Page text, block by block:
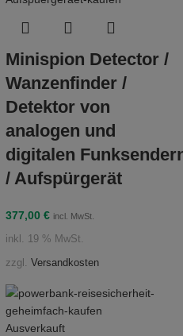
Minispion Detector /
Wanzenfinder /
Detektor von
analogen und
digitalen
/ Aufspürgerät
377,00 € incl. MwSt.
inkl. 19 % MwSt.
zzgl. Versandkosten
Ausverkauft